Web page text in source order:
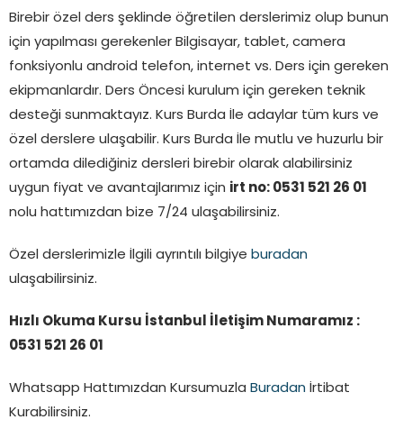
Birebir özel ders şeklinde öğretilen derslerimiz olup bunun
için yapılması gerekenler Bilgisayar, tablet, camera
fonksiyonlu android telefon, internet vs. Ders için gereken
ekipmanlardır. Ders Öncesi kurulum için gereken teknik
desteği sunmaktayız. Kurs Burda İle adaylar tüm kurs ve
özel derslere ulaşabilir. Kurs Burda İle mutlu ve huzurlu bir
ortamda dilediğiniz dersleri birebir olarak alabilirsiniz
uygun fiyat ve avantajlarımız için irt no: 0531 521 26 01
nolu hattımızdan bize 7/24 ulaşabilirsiniz.
Özel derslerimizle İlgili ayrıntılı bilgiye buradan
ulaşabilirsiniz.
Hızlı Okuma Kursu İstanbul İletişim Numaramız :
0531 521 26 01
Whatsapp Hattımızdan Kursumuzla Buradan İrtibat
Kurabilirsiniz.